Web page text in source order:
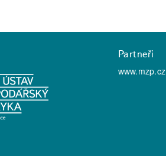
Partneři
www.mzp.cz